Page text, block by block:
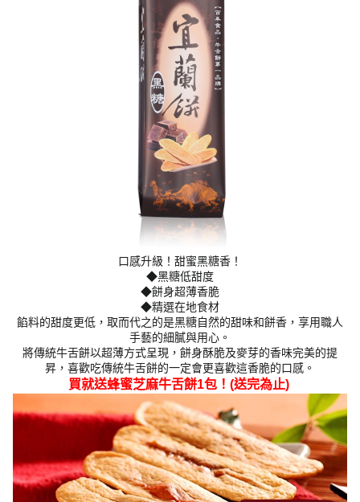
口感升級！甜蜜黑糖香！
◆黑糖低甜度
◆餅身超薄香脆
◆精選在地食材
餡料的甜度更低，取而代之的是黑糖自然的甜味和餅香，享用職人
手藝的細膩與用心。
將傳統牛舌餅以超薄方式呈現，餅身酥脆及麥芽的香味完美的提
昇，喜歡吃傳統牛舌餅的一定會更喜歡這香脆的口感。
買就送蜂蜜芝麻牛舌餅1包！(送完為止)